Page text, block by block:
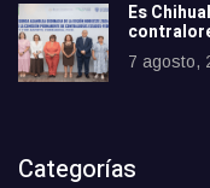
Es
7 agosto,
Categorías